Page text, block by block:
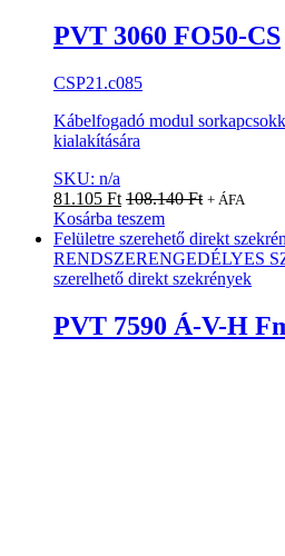
PVT 3060 FO50-CS
CSP21.c085
Kábelfogadó modul
kialakítására
SKU: n/a
81.105 Ft 108.140Ft + ÁFA
Kosárba teszem
Felületre szerehető direkt
RENDSZERENGEDÉLYES
szerelhető direkt szekrények
PVT 7590 Á-V-H